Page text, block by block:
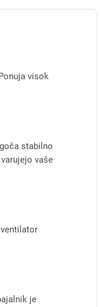
visok
stabilno
varujejo vaše
je